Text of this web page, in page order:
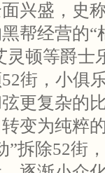
兴盛，史
帮经营的“
灵顿等爵士
街，小俱
更复杂的
变为纯粹
”拆除52街